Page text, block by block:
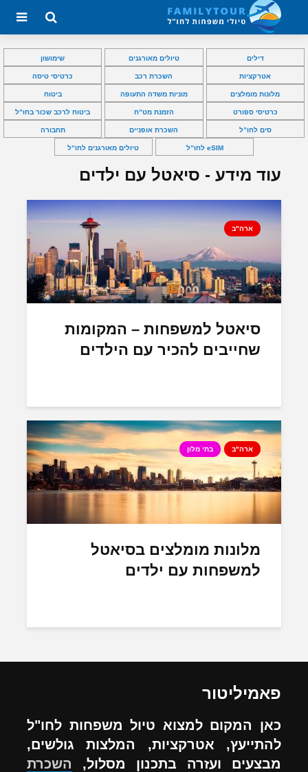
דילים טיולים מאורגנים שימושון
אטרקציות השכרת רכב כרטיסי טיסה
מלונות מומלצים מוניות משדה התעופה ביטוח
כרטיסי ספורט הזמנת מט”ח ביטוח לרכב שכור בחו”ל
סים לחו”ל השכרת אופניים תחבורה
eSIM לחו”ל טיולים מאורגנים לחו”ל
עוד מידע - סיאטל עם ילדים
ארה"ב
סיאטל למשפחות – המקומות
שחייבים להכיר עם הילדים
ארה"ב בתי מלון
מלונות מומלצים בסיאטל
למשפחות עם ילדים
פאמיליטור
כאן המקום למצוא טיול משפחות לחו"ל
להתייעץ, אטרקציות, המלצות גולשים,
מבצעים ועזרה בתכנון מסלול, השכרת